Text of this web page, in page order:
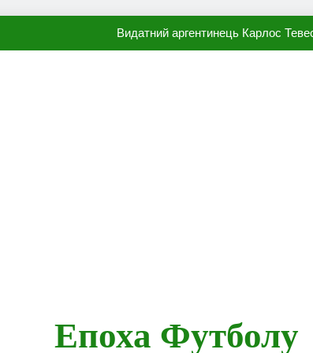
Видатний аргентинець Карлос
Епоха Футболу